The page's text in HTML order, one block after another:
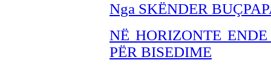
Nga SKËNDER BU
NË HORIZONTE
PËR BISEDIME